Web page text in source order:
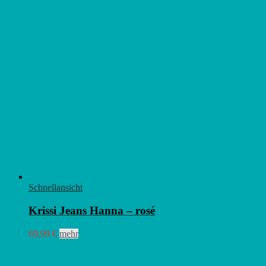
Schnellansicht
Krissi Jeans Hanna – rosé
69,99 € mehrDieses